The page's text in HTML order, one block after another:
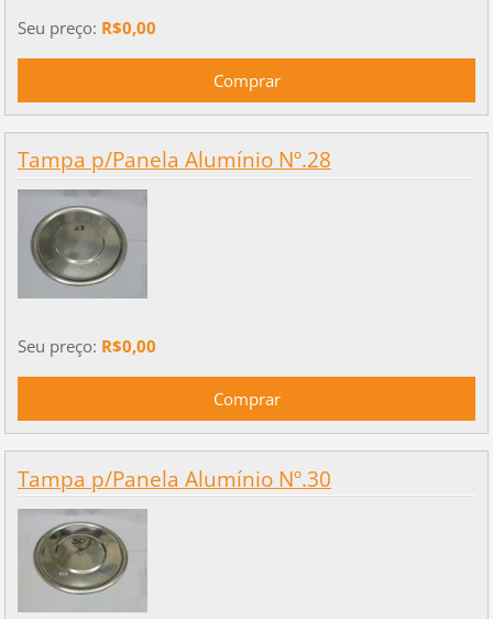
Seu preço: R$0,00
Tampa p/Panela Alumínio Nº.28
Seu preço: R$0,00
Tampa p/Panela Alumínio Nº.30